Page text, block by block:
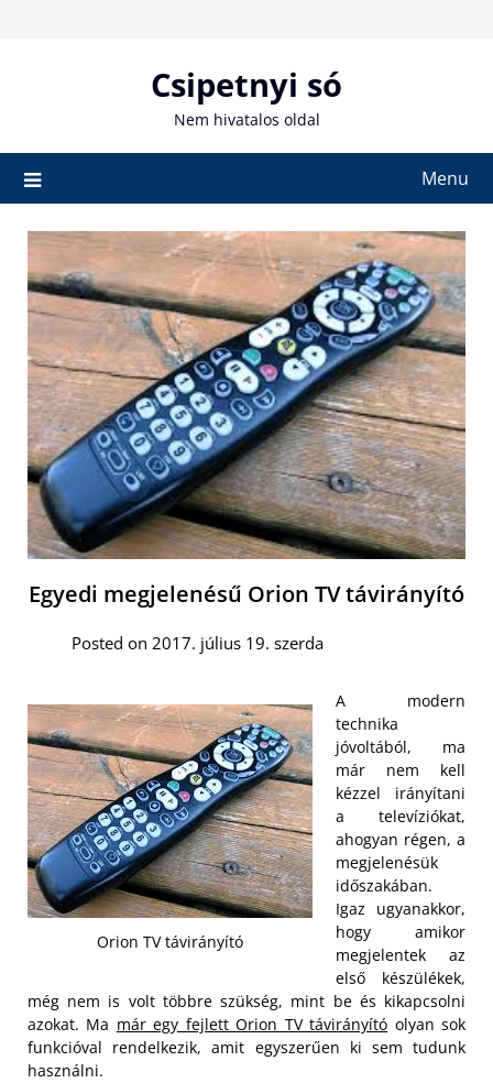
Csipetnyi só
Nem hivatalos oldal
Menu
Egyedi megjelenésű Orion TV távirányító
Posted on 2017. július 19. szerda
Orion TV távirányító
A modern
technika
jóvoltából, ma
már nem kell
kézzel irányítani
a televíziókat,
ahogyan régen, a
megjelenésük
időszakában.
Igaz ugyanakkor,
hogy amikor
megjelentek az
első készülékek,
még nem is volt többre szükség, mint be és kikapcsolni
azokat. Ma már egy fejlett Orion TV távirányító olyan sok
funkcióval rendelkezik, amit egyszerűen ki sem tudunk
használni.